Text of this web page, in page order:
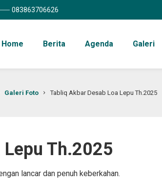
083863706626
Home Berita Agenda Galeri
Galeri Foto Tabliq Akbar Desab Loa Lepu Th.2025
Th.2025
lancar dan penuh keberkahan.